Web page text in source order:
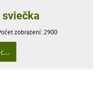
zobrazení: 2900